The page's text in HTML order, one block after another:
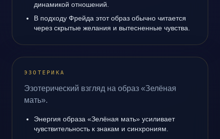
динамикой отношений.
В подходу Фрейда этот образ обычно читается
через скрытые желания и вытесненные чувства.
ЭЗОТЕРИКА
Эзотерический взгляд на образ «Зелёная
мать».
Энергия образа «Зелёная мать» усиливает
чувствительность к знакам и синхрониям.